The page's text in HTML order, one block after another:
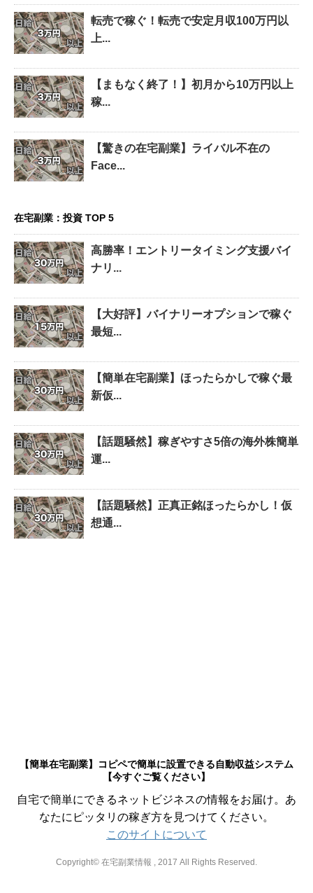
転売で稼ぐ！転売で安定月収100万円以
上...
【まもなく終了！】初月から10万円以上
稼...
【驚きの在宅副業】ライバル不在の
Face...
在宅副業：投資 TOP 5
高勝率！エントリータイミング支援バイ
ナリ...
【大好評】バイナリーオプションで稼ぐ
最短...
【簡単在宅副業】ほったらかしで稼ぐ最
新仮...
【話題騒然】稼ぎやすさ5倍の海外株簡単
運...
【話題騒然】正真正銘ほったらかし！仮
想通...
【簡単在宅副業】コピペで簡単に設置できる自動収益システム
【今すぐご覧ください】
自宅で簡単にできるネットビジネスの情報をお届け。あ
なたにピッタリの稼ぎ方を見つけてください。
このサイトについて
Copyright© 在宅副業情報 , 2017 All Rights Reserved.